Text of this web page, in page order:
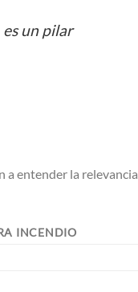
un pilar
a entender la relevancia
INCENDIO